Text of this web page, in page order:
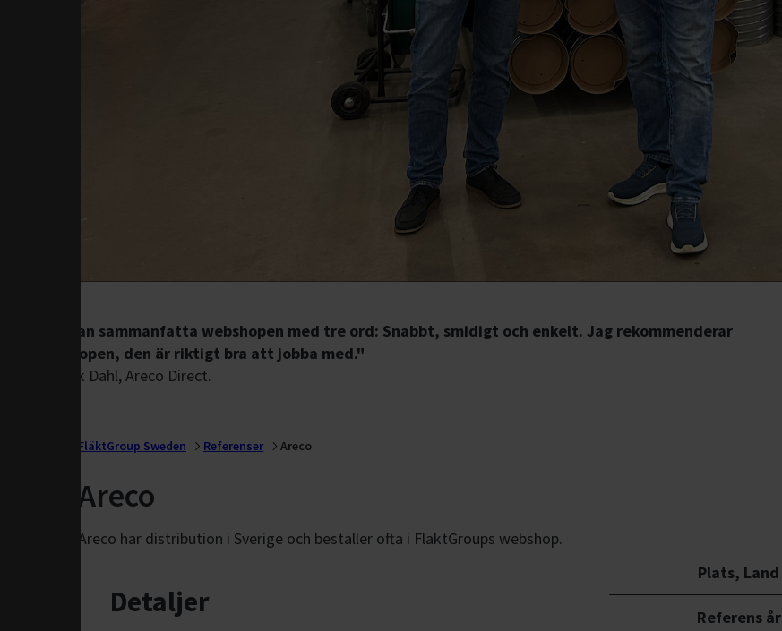
"Jag kan sammanfatta webshopen med tre ord: Snabbt, smidigt och enkelt. Jag rekommenderar
webshopen, den är riktigt bra att jobba med."
- Henrik Dahl, Areco Direct.
FläktGroup Sweden Referenser Areco
Areco
Areco har distribution i Sverige och beställer ofta i FläktGroups webshop.
Detaljer
Plats, Land
Referens år